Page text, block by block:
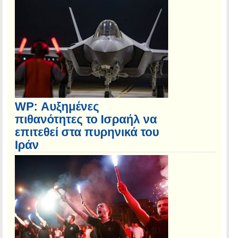
WP: Αυξημένες
πιθανότητες το Ισραήλ να
επιτεθεί στα πυρηνικά του
Ιράν